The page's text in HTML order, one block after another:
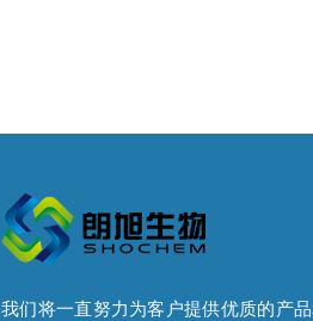
我们将一直努力为客户提供优质的产